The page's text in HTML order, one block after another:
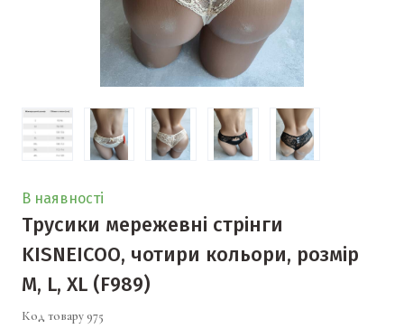
В наявності
Трусики мережевні стрінги
KISNEICOO, чотири кольори, розмір
М, L, XL (F989)
Код товару 975